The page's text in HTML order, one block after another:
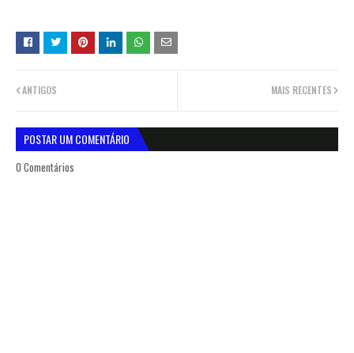
MAIS RECENTES
ANTIGOS
POSTAR UM COMENTÁRIO
0 Comentários